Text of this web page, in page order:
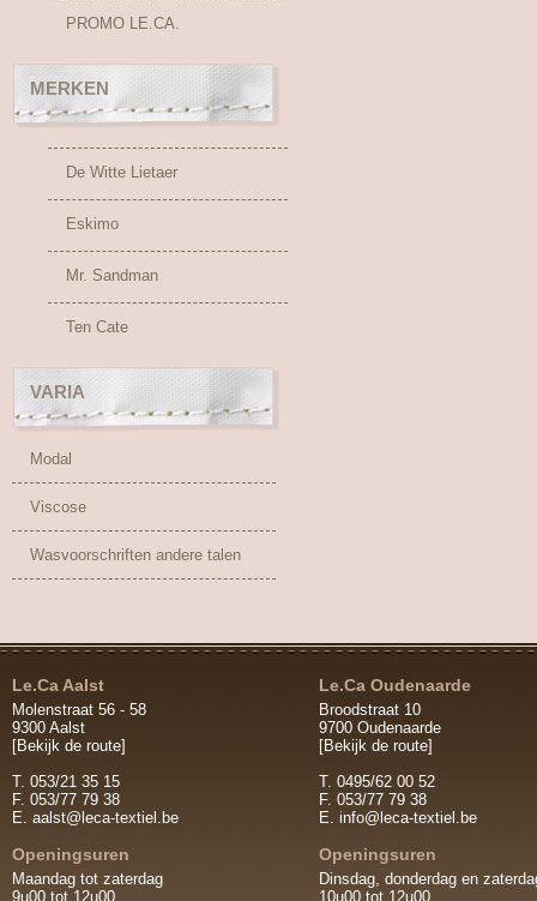
PROMO LE.CA.
MERKEN
De Witte Lietaer
Eskimo
Mr. Sandman
Ten Cate
VARIA
Modal
Viscose
Wasvoorschriften andere talen
Le.Ca Aalst
Molenstraat 56 - 58
9300 Aalst
[Bekijk de route]
T. 053/21 35 15
F. 053/77 79 38
E. aalst@leca-textiel.be
Openingsuren
Maandag tot zaterdag
9u00 tot 12u00
Le.Ca Oudenaarde
Broodstraat 10
9700 Oudenaarde
[Bekijk de route]
T. 0495/62 00 52
F. 053/77 79 38
E. info@leca-textiel.be
Openingsuren
Dinsdag, donderdag en
10u00 tot 12u00